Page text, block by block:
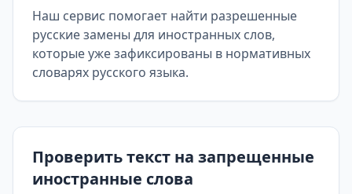
Наш сервис помогает найти разрешенные
русские замены для иностранных слов,
которые уже зафиксированы в нормативных
словарях русского языка.
Проверить текст на запрещенные
иностранные слова